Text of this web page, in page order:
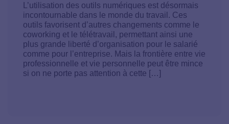
L’utilisation des outils numériques est désormais
incontournable dans le monde du travail. Ces
outils favorisent d’autres changements comme le
coworking et le télétravail, permettant ainsi une
plus grande liberté d’organisation pour le salarié
comme pour l’entreprise. Mais la frontière entre vie
professionnelle et vie personnelle peut être mince
si on ne porte pas attention à cette […]